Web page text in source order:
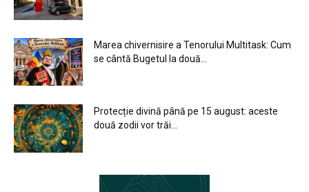
Marea chivernisire a Tenorului Multitask: Cum
se cântă Bugetul la două...
Protecție divină până pe 15 august: aceste
două zodii vor trăi...